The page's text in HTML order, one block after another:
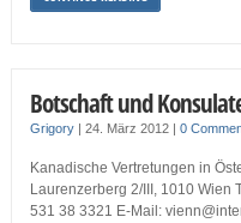
Botschaft und
Grigory| 24. März 2012 | 0
Kanadische Vertretungen in
Laurenzerberg 2/III, 1010 Wien
531 38 3321 E-Mail: